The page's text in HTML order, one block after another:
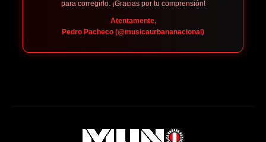
para corregirlo. ¡Gracias por tu comprensión!
Atentamente,
Pedro Pacheco (@musicaurbananacional)